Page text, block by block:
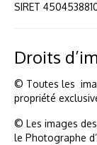
SIRET
Droits
© Toutes les
propriété
© Les images
le Photographe